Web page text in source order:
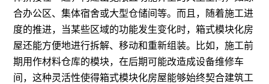
合办公区、集体宿舍或大型仓储间等。而且，随着施工进
度的推进，当某些区域的功能发生变化时，箱式模块化房
屋还能方便地进行拆解、移动和重新组装。比如，施工前
期用作材料仓库的模块，在后期可能改造成设备维修车
间，这种灵活性使得箱式模块化房屋能够始终契合建筑工